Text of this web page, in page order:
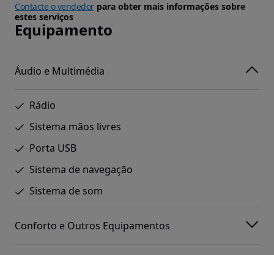
Contacte o vendedorpara obter mais informações sobre
estes serviços
Equipamento
Áudio e Multimédia
Rádio
Sistema mãos livres
Porta USB
Sistema de navegação
Sistema de som
Conforto e Outros Equipamentos